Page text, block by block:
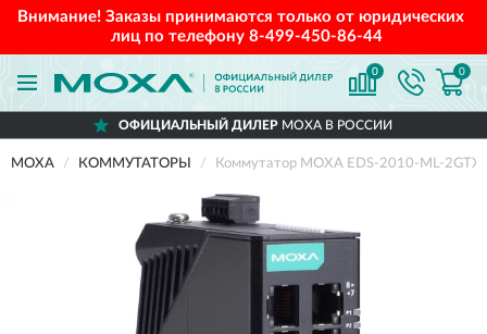
Внимание! Заказы принимаются только от юридических
лиц по телефону 8-499-450-86-44
0 0
ОФИЦИАЛЬНЫЙ ДИЛЕРMOXA В РОССИИ
MOXA КОММУТАТОРЫ Коммутатор MOXA EDS-2010-ML-